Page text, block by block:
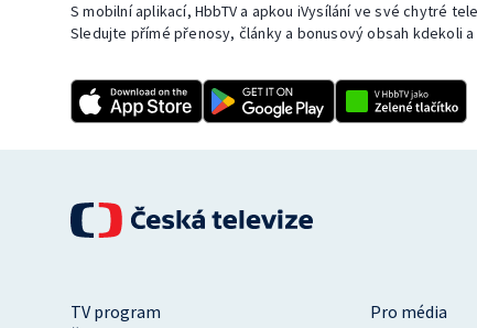
S mobilní aplikací, HbbTV a apkou iVysílání ve své chytré
Sledujte přímé přenosy, články a bonusový obsah kdekoli
TV program
Pro média